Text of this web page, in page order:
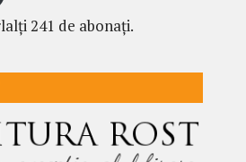
241 de abonați.